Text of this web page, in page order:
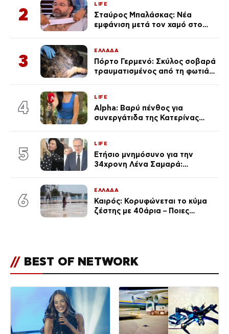
2
LIFE
Σταύρος Μπαλάσκας: Νέα
εμφάνιση μετά τον χαμό στο
3
ΕΛΛΑΔΑ
Πόρτο Γερμενό: Σκύλος σοβαρά
τραυματισμένος από τη φωτιά
4
LIFE
Alpha: Βαρύ πένθος για
συνεργάτιδα της Κατερίνας
του Θεού»
5
LIFE
Ετήσιο μνημόσυνο για την
34χρονη Λένα Σαμαρά:
6
ΕΛΛΑΔΑ
Καιρός: Κορυφώνεται το κύμα
ζέστης με 40άρια – Ποιες
// BEST OF NETWORK